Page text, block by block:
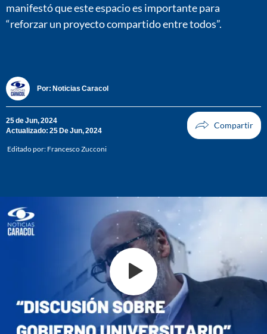
manifestó que este espacio es importante para
“reforzar un proyecto compartido entre todos”.
Por: Noticias Caracol
25 de Jun, 2024
Actualizado: 25 De Jun, 2024
Editado por: Francesco Zucconi